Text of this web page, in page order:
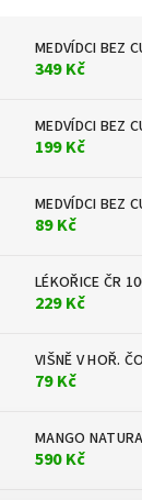
MEDVÍDCI BEZ
349 Kč
MEDVÍDCI BEZ
199 Kč
MEDVÍDCI BEZ
89 Kč
LÉKOŘICE ČR
229 Kč
VIŠNĚ V HOŘ.
79 Kč
MANGO
590 Kč